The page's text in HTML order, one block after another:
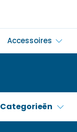
Accessoires
Categorieën